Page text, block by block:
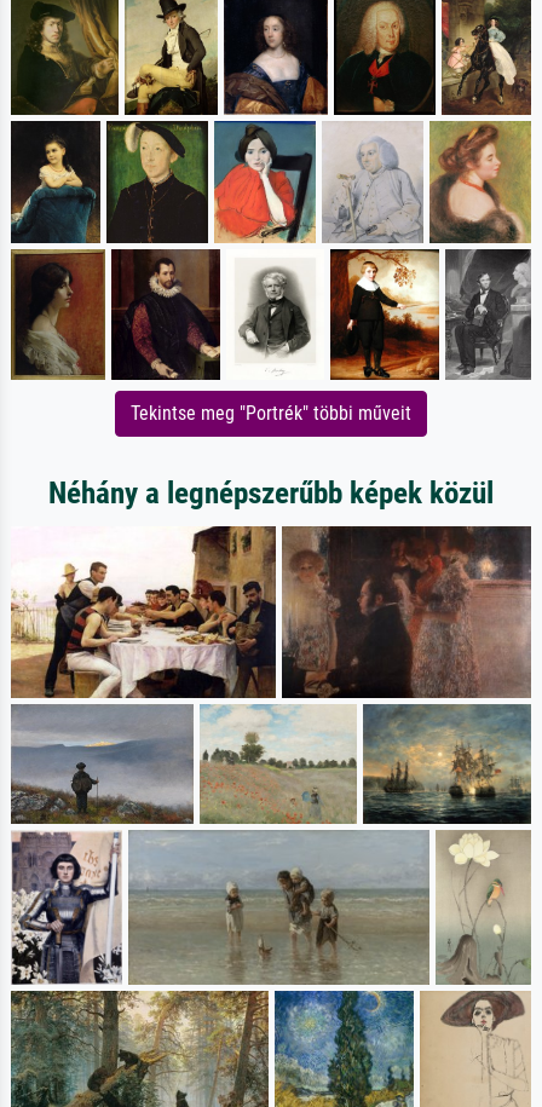
Tekintse meg "Portrék" többi műveit
Néhány a legnépszerűbb képek közül